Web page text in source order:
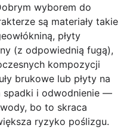
wyborem do
są materiały takie
płyty
(z odpowiednią fugą),
kompozycji
brukowe lub płyty na
spadki i odwodnienie —
bo to skraca
ryzyko poślizgu.